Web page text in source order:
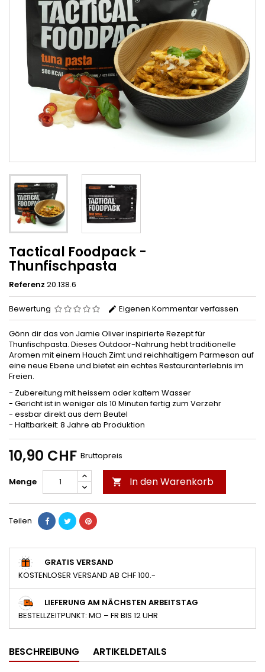
Tactical Foodpack -
Thunfischpasta
Referenz 20.138.6
Bewertung Eigenen Kommentar verfassen
Gönn dir das von Jamie Oliver inspirierte Rezept für
Thunfischpasta. Dieses Outdoor-Nahrung hebt traditionelle
Aromen mit einem Hauch Zimt und reichhaltigem Parmesan auf
eine neue Ebene und bietet ein echtes Restauranterlebnis im
Freien.
- Zubereitung mit heissem oder kaltem Wasser
- Gericht ist in weniger als 10 Minuten fertig zum Verzehr
- essbar direkt aus dem Beutel
- Haltbarkeit: 8 Jahre ab Produktion
10,90 CHF Bruttopreis
Menge  In den Warenkorb
Teilen
GRATIS VERSAND
KOSTENLOSER VERSAND AB CHF 100.-
LIEFERUNG AM NÄCHSTEN ARBEITSTAG
BESTELLZEITPUNKT: MO – FR BIS 12 UHR
BESCHREIBUNG ARTIKELDETAILS